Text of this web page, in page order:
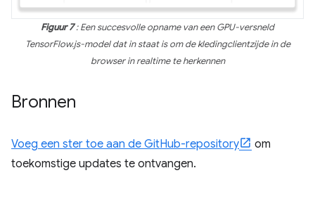
Figuur 7: Een succesvolle opname van een GPU-versneld
TensorFlow.js-model dat in staat is om de kledingclientzijde in de
browser in realtime te herkennen
Bronnen
Voeg een ster toe aan de GitHub-repository
om
toekomstige updates te ontvangen.